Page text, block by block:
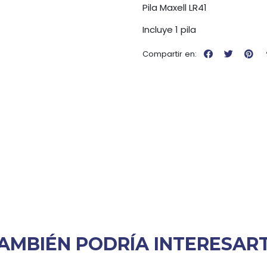
Pila Maxell LR41
Incluye 1 pila
Compartir en:
PODRÍA